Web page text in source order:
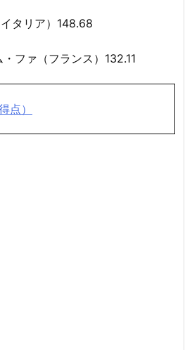
タリア）148.68
ファ（フランス）132.11
点）